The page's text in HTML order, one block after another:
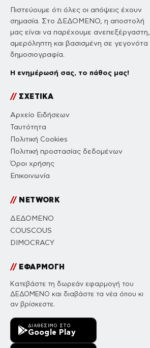
Πιστεύουμε ότι όλες οι απόψεις έχουν
σημασία. Στο ΔΕΔΟΜΕΝΟ, η αποστολή
μας είναι να παρέχουμε ανεπεξέργαστη,
αμερόληπτη και βασισμένη σε γεγονότα
δημοσιογραφία.
Η ενημέρωσή σας, το πάθος μας!
//ΣΧΕΤΙΚΑ
Αρχείο Ειδήσεων
Ταυτότητα
Πολιτική Cookies
Πολιτική προστασίας δεδομένων
Όροι χρήσης
Επικοινωνία
//NETWORK
ΔΕΔΟΜΕΝΟ
COUSCOUS
DIMOCRACY
//ΕΦΑΡΜΟΓΗ
Κατεβάστε τη δωρεάν εφαρμογή του
ΔΕΔΟΜΕΝΟ και διαβάστε τα νέα όπου κι
αν βρίσκεστε.
ΔΙΑΘΈΣΙΜΟ ΣΤΟ
Google Play